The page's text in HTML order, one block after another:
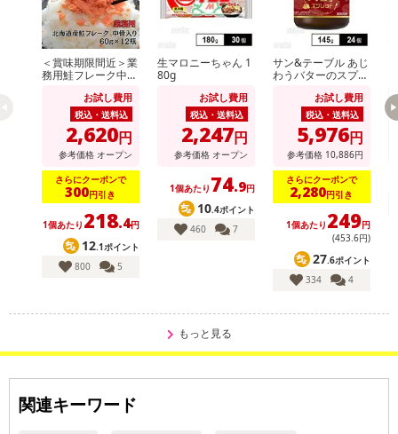
【キャンセルについて】
※お申込み後のキャンセルはお受けできません。
記載されている内容を必ずご確認いただき、お届けする商品セット
にご納得いただきましたうえでお申し込みください。
※パッケージ変更や商品リニューアル（成分など含む）等により、
参考の掲載画像や画像内のバーコードなど、お届け商品と多少異な
る場合がございます。
また、[新たな加工食品の原料原産地表示制度]の経過措置期間の終
了により、商品詳細内に記載の原産国・原材料の表記が旧表記の場
合がございます。
あらかじめご了承いただいた上でお申込みください。なお、本理由
によるお申込み後のキャンセル・返品交換は対応いたしかねます。
【お支払いについて】
※d払い、PayPay、au PAY、au PAY（auかんたん決済）、ソフトバ
ンクまとめて支払い、楽天ペイ、メルペイ、AEON Pay、Amazon
Payでお支払いの場合、決済のため外部サイトへ遷移します。
※予約商品は決済手段ごとに定められた決済期限日にお支払いを完
了することがございます。ご了承いただいたうえでお申し込みくだ
さい。
＜賞味期限間近＞業
務用鮭フレーク中骨
お試し費用
税込・送料込
2,620円
参考価格 オープン
さらにクーポンで
300円引き
1個あたり 218.4円
12.1ポイント
800
5
生マロニーちゃん 1
80g
お試し費用
税込・送料込
2,247円
参考価格 オープン
1個あたり 74.9円
10.4ポイント
460
7
サン&テーブル あじ
わうバターのスプレ
お試し費用
税込・送料込
5,976円
参考価格 10,886円
さらにクーポンで
2,280円引き
1個あたり 249円
(453.6円)
27.6ポイント
334
4
もっと見る
関連キーワード